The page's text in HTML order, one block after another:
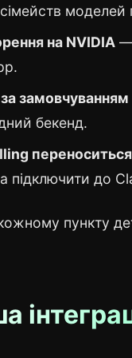
на NVIDIA —
замовчуванням
бекенд.
підключити до
пункту